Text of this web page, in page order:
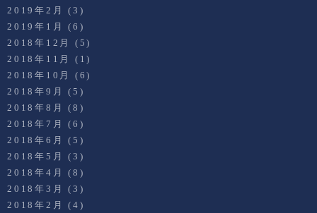
2019年2月
(3)
2019年1月
(6)
2018年12月
(5)
2018年11月
(1)
2018年10月
(6)
2018年9月
(5)
2018年8月
(8)
2018年7月
(6)
2018年6月
(5)
2018年5月
(3)
2018年4月
(8)
2018年3月
(3)
2018年2月
(4)